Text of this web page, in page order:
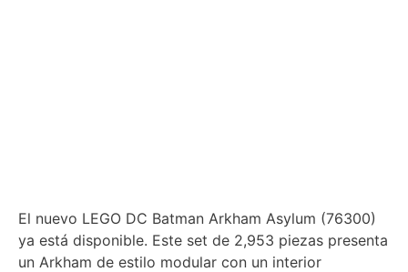
El nuevo LEGO DC Batman Arkham Asylum (76300)
ya está disponible. Este set de 2,953 piezas presenta
un Arkham de estilo modular con un interior